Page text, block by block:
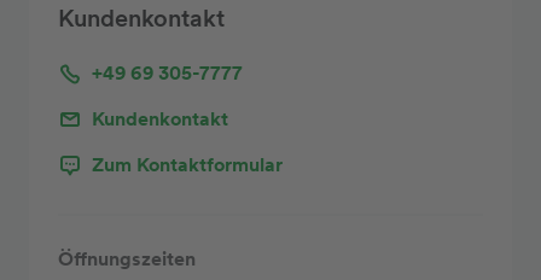
Kundenkontakt
+49 69 305-7777
Kundenkontakt
Zum Kontaktformular
Öffnungszeiten